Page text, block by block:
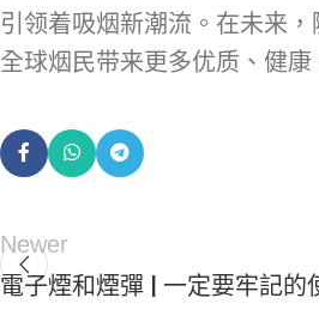
引领着吸烟新潮流。在未来
全球烟民带来更多优质、健
Newer
電子煙和煙彈 | 一定要牢記的